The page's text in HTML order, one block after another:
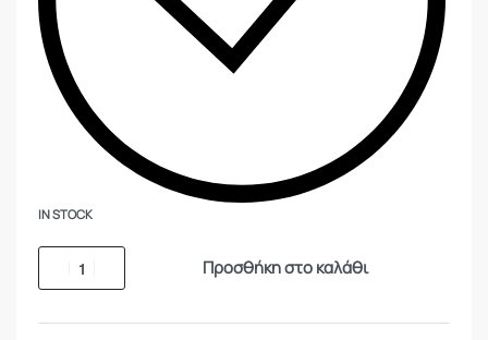
IN STOCK
Προσθήκη στο καλάθι